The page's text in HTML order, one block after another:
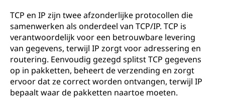
TCP en IP zijn twee afzonderlijke protocollen die
samenwerken als onderdeel van TCP/IP. TCP is
verantwoordelijk voor een betrouwbare levering
van gegevens, terwijl IP zorgt voor adressering en
routering. Eenvoudig gezegd splitst TCP gegevens
op in pakketten, beheert de verzending en zorgt
ervoor dat ze correct worden ontvangen, terwijl IP
bepaalt waar de pakketten naartoe moeten.